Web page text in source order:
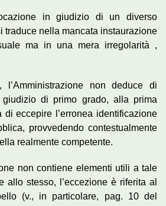
in giudizio di un diverso
traduce nella mancata instaurazione
ma in una mera irregolarità ,
non deduce di
di primo grado, alla prima
di eccepire l’erronea identificazione
provvedendo contestualmente
realmente competente.
non contiene elementi utili a tale
allo stesso, l’eccezione è riferita al
(v., in particolare, pag. 10 del